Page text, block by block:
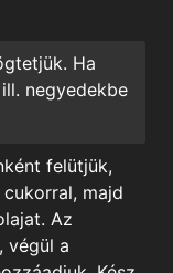
Ha
negyedekbe
felütjük,
majd
Az
végül a